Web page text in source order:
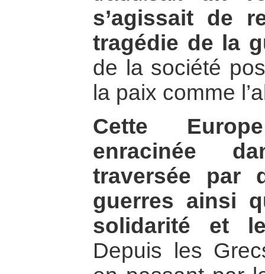
s’agissait de
tragédie de la
de la société
la paix comme
Cette
enracinée
traversée par
guerres ainsi
solidarité et
Depuis les